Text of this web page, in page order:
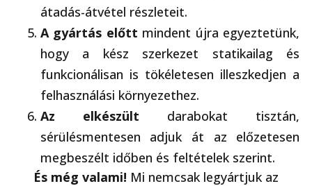
átadás-átvétel részleteit.
A gyártás előtt mindent újra egyeztetünk,
hogy a kész szerkezet statikailag és
funkcionálisan is tökéletesen illeszkedjen a
felhasználási környezethez.
Az elkészült darabokat tisztán,
sérülésmentesen adjuk át az előzetesen
megbeszélt időben és feltételek szerint.
És még valami! Mi nemcsak legyártjuk az